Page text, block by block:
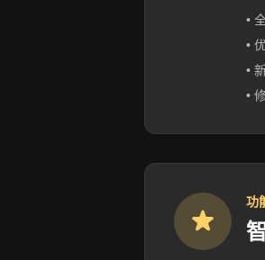
•
•
•
•
功